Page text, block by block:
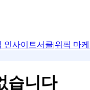
인사이트서클|위픽 마케
습니다